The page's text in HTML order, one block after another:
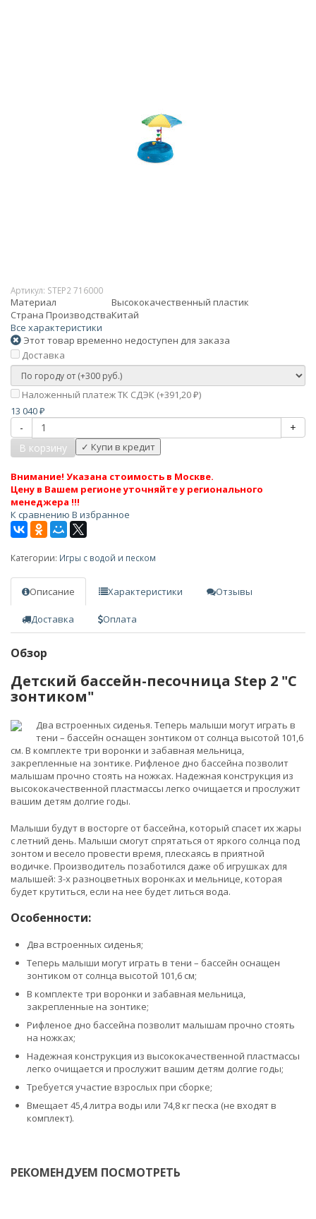
Артикул: STEP2 716000
Материал
Высококачественный пластик
Страна ПроизводстваКитай
Все характеристики
Этот товар временно недоступен для заказа
Доставка
Наложенный платеж ТК СДЭК (+391,20 ₽)
13 040 ₽
-
+
В корзину
Внимание! Указана стоимость в Москве.
Цену в Вашем регионе уточняйте у регионального
менеджера !!!
К сравнению В избранное
Категории: Игры с водой и песком
Описание Характеристики Отзывы
Доставка Оплата
Обзор
Детский бассейн-песочница Step 2 "С
зонтиком"
Два встроенных сиденья. Теперь малыши могут играть в
тени – бассейн оснащен зонтиком от солнца высотой 101,6
см. В комплекте три воронки и забавная мельница,
закрепленные на зонтике. Рифленое дно бассейна позволит
малышам прочно стоять на ножках. Надежная конструкция из
высококачественной пластмассы легко очищается и прослужит
вашим детям долгие годы.
Малыши будут в восторге от бассейна, который спасет их жары
с летний день. Малыши смогут спрятаться от яркого солнца под
зонтом и весело провести время, плескаясь в приятной
водичке. Производитель позаботился даже об игрушках для
малышей: 3-х разноцветных воронках и мельнице, которая
будет крутиться, если на нее будет литься вода.
Особенности:
Два встроенных сиденья;
Теперь малыши могут играть в тени – бассейн оснащен
зонтиком от солнца высотой 101,6 см;
В комплекте три воронки и забавная мельница,
закрепленные на зонтике;
Рифленое дно бассейна позволит малышам прочно стоять
на ножках;
Надежная конструкция из высококачественной пластмассы
легко очищается и прослужит вашим детям долгие годы;
Требуется участие взрослых при сборке;
Вмещает 45,4 литра воды или 74,8 кг песка (не входят в
комплект).
РЕКОМЕНДУЕМ ПОСМОТРЕТЬ